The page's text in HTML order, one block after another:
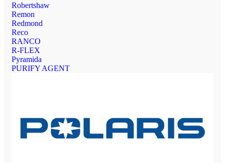
Robertshaw
Remon
Redmond
Reco
RANCO
R-FLEX
Pyramida
PURIFY AGENT